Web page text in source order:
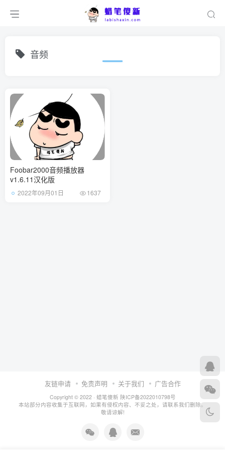
音频
Foobar2000音频播放器
v1.6.11汉化版
2022年09月01日 1637
友链申请 免责声明 关于我们 广告合作
Copyright © 2022 · 蜡笔傻新 陕ICP备2022010798号
本站部分内容收集于互联网，如果有侵权内容、不妥之处，请联系我们删除。
敬请谅解!